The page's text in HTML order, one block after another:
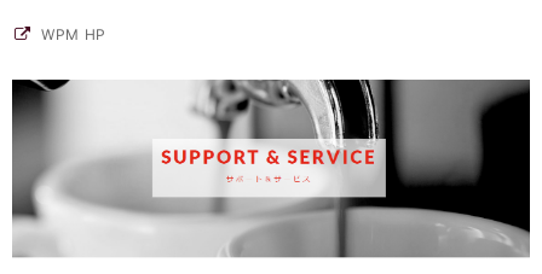
WPM HP